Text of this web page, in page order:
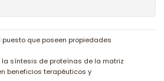
que poseen propiedades
síntesis de proteínas de la matriz
beneficios terapéuticos y